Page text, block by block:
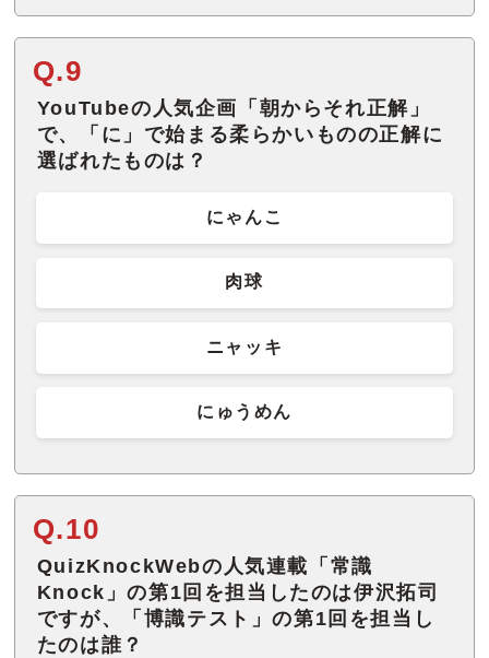
Q.9
YouTubeの人気企画「朝からそれ正解」
で、「に」で始まる柔らかいものの正解に
選ばれたものは？
にゃんこ
肉球
ニャッキ
にゅうめん
Q.10
QuizKnockWebの人気連載「常識
Knock」の第1回を担当したのは伊沢拓司
ですが、「博識テスト」の第1回を担当し
たのは誰？